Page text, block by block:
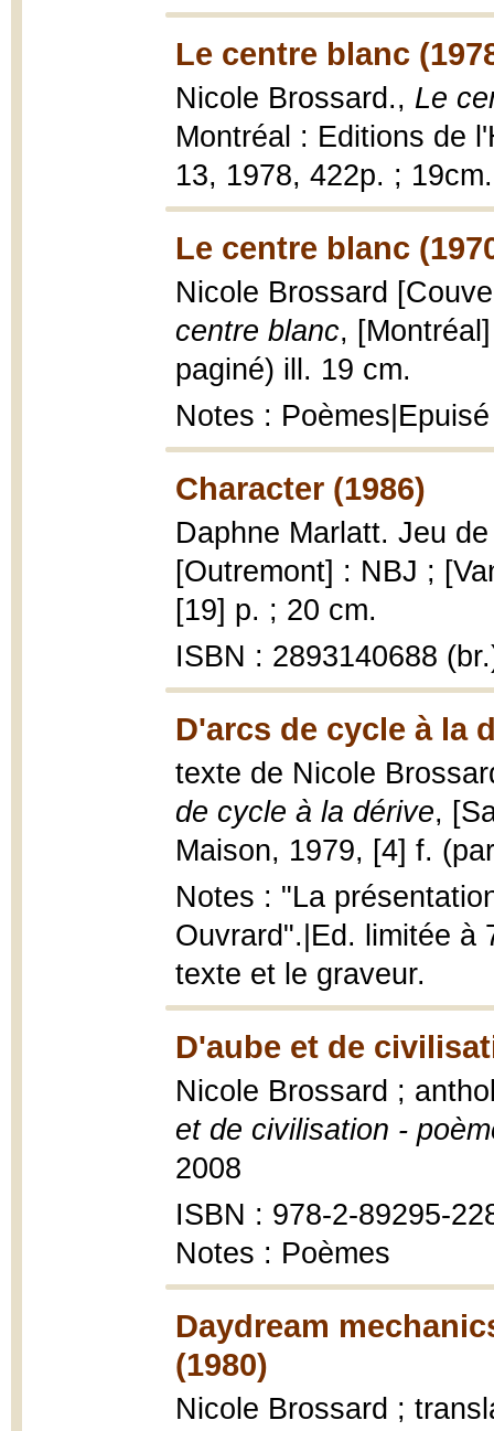
Le centre blanc
Nicole Brossard., Le
Montréal : Editions de
13, 1978, 422p. ;
Le centre blanc
Nicole Brossard
centre blanc,
paginé) ill. 19 cm.
Notes : Poèmes|Epuisé
Character (1986)
Daphne Marlatt. Jeu
[Outremont] : NBJ ;
[19] p. ; 20 cm.
ISBN : 2893140688
D'arcs de cycle à la
texte de Nicole
de cycle à la dérive,
Maison, 1979, [4] f.
Notes : "La
Ouvrard".|Ed. limitée à
texte et le graveur.
D'aube et de
Nicole Brossard ;
et de civilisation -
2008
ISBN : 978-2-89295-
Notes : Poèmes
Daydream
(1980)
Nicole Brossard ;